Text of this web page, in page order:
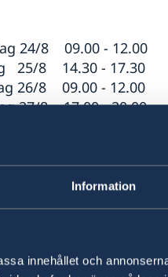
Information
innehållet och
24/8 09.00 - 12.00
25/8 14.30 - 17.30
26/8 09.00 - 12.00
27/8 17.00 - 20.00
31/8 15.00 -17.30
1/9 14.30 - 17.30
3/9 16.00 – 20.00